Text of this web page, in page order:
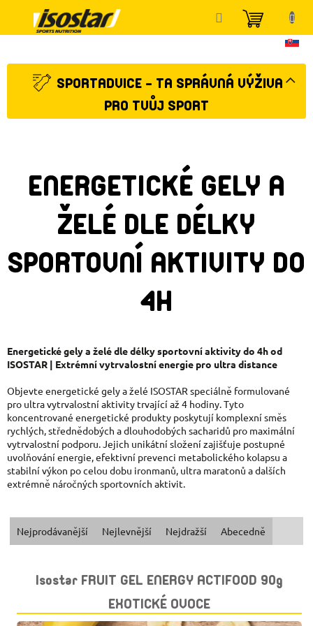
obsah
KOŠÍK
SPORTADVICE - TA SPRÁVNÁ VÝŽIVA
PRO TVŮJ SPORT
ENERGETICKÉ GELY A
ŽELÉ DLE DÉLKY
SPORTOVNÍ AKTIVITY DO
4H
Energetické gely a želé dle délky sportovní aktivity do 4h od
ISOSTAR | Extrémní vytrvalostní energie pro ultra distance
Objevte energetické gely a želé ISOSTAR speciálně formulované
pro ultra vytrvalostní aktivity trvající až 4 hodiny. Tyto
koncentrované energetické produkty poskytují komplexní směs
rychlých, střednědobých a dlouhodobých sacharidů pro maximální
vytrvalostní podporu. Jejich unikátní složení zajišťuje postupné
uvolňování energie, efektivní prevenci metabolického kolapsu a
stabilní výkon po celou dobu ironmanů, ultra maratonů a dalších
extrémně náročných sportovních aktivit.
Ř
Nejprodávanější Nejlevnější Nejdražší Abecedně
Isostar FRUIT GEL ENERGY ACTIFOOD 90g
EXOTICKÉ OVOCE